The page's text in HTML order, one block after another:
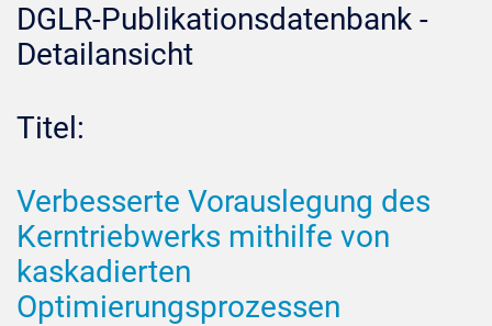
DGLR-Publikationsdatenbank -
Detailansicht
Titel:
Verbesserte Vorauslegung des
Kerntriebwerks mithilfe von
kaskadierten
Optimierungsprozessen